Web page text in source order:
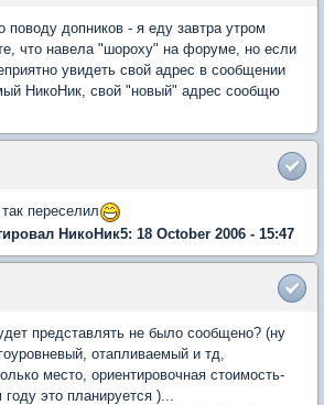
допников - я еду завтра утром
что навела "шороху" на форуме, но если
увидеть свой адрес в сообщении
НикоНик, свой "новый" адрес сообщю
переселил
НикоНик5: 18 October 2006 - 15:47
представлять не было сообщено? (ну
отапливаемый и тд,
место, ориентировочная стоимость-
это планируется )...